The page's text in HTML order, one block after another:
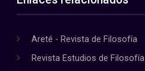
Areté - Revista de Filosofía
Revista Estudios de Filosofía